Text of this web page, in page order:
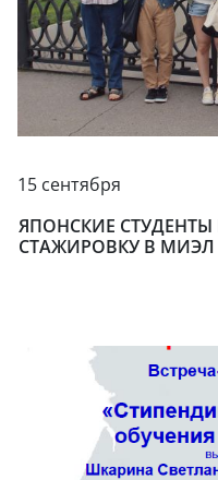
15 сентября
ЯПОНСКИЕ
СТАЖИРОВКУ В МИЭЛ